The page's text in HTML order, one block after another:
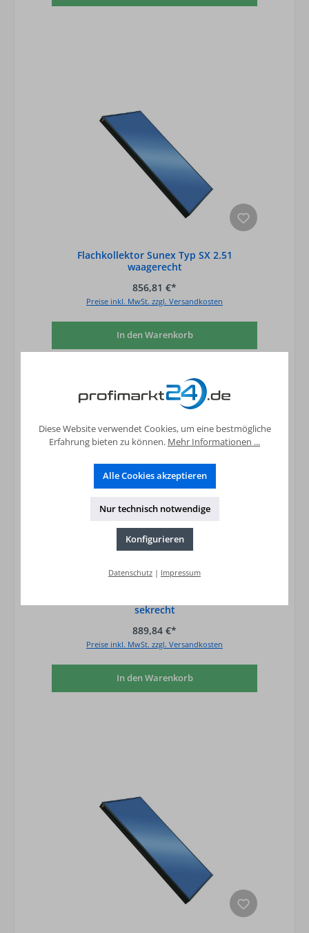
Flachkollektor Sunex Typ SX 2.51
waagerecht
856,81 €*
Preise inkl. MwSt. zzgl. Versandkosten
In den Warenkorb
sekrecht
889,84 €*
Preise inkl. MwSt. zzgl. Versandkosten
In den Warenkorb
Diese Website verwendet Cookies, um eine bestmögliche
Erfahrung bieten zu können. Mehr Informationen ...
Alle Cookies akzeptieren
Nur technisch notwendige
Konfigurieren
Datenschutz | Impressum